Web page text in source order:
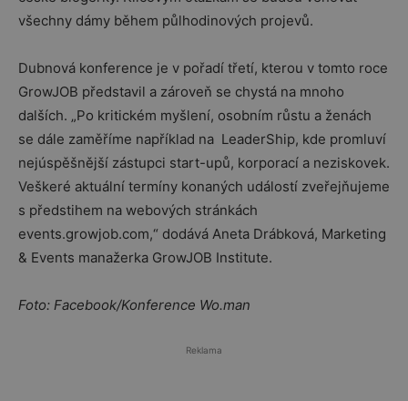
všechny dámy během půlhodinových projevů.
Dubnová konference je v pořadí třetí, kterou v tomto roce
GrowJOB představil a zároveň se chystá na mnoho
dalších. „Po kritickém myšlení, osobním růstu a ženách
se dále zaměříme například na LeaderShip, kde promluví
nejúspěšnější zástupci start-upů, korporací a neziskovek.
Veškeré aktuální termíny konaných událostí zveřejňujeme
s předstihem na webových stránkách
events.growjob.com,“ dodává Aneta Drábková, Marketing
& Events manažerka GrowJOB Institute.
Foto: Facebook/Konference Wo.man
Reklama